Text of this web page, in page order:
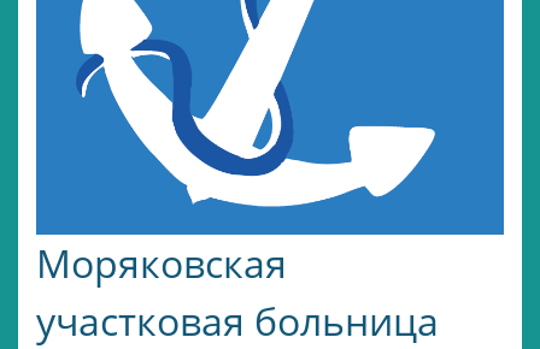
Моряковская
участковая больница